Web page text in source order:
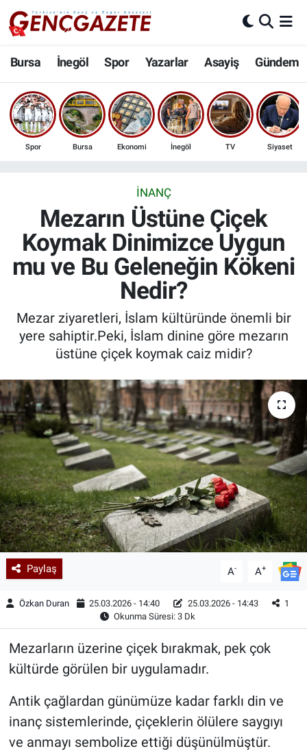
Bursa İnegöl Spor Yazarlar Asayiş Gündem
Spor Bursa Ekonomi İnegöl TV Siyaset
İNANÇ
Mezarın Üstüne Çiçek
Koymak Dinimizce Uygun
mu ve Bu Geleneğin Kökeni
Nedir?
Mezar ziyaretleri, İslam kültüründe önemli bir
yere sahiptir.Peki, İslam dinine göre mezarın
üstüne çiçek koymak caiz midir?
Paylaş A- A+
Özkan Duran 25.03.2026 - 14:40 25.03.2026 - 14:43
1
Okunma Süresi: 3 Dk
Mezarların üzerine çiçek bırakmak, pek çok
kültürde görülen bir uygulamadır.
Antik çağlardan günümüze kadar farklı din ve
inanç sistemlerinde, çiçeklerin ölülere saygıyı
ve anmayı sembolize ettiği düşünülmüştür.
Bursa
İnegöl
3.SAYFA
Ekonomi
Güncel
Kadın & Aile
Sağlık
Siyaset
Teknoloji
Yazarlar
Astroloji-Rüya
Nöbetçi Eczaneler
Hava Durumu
Trafik Durumu
Son Dakika Haberleri
Haber Arşivi